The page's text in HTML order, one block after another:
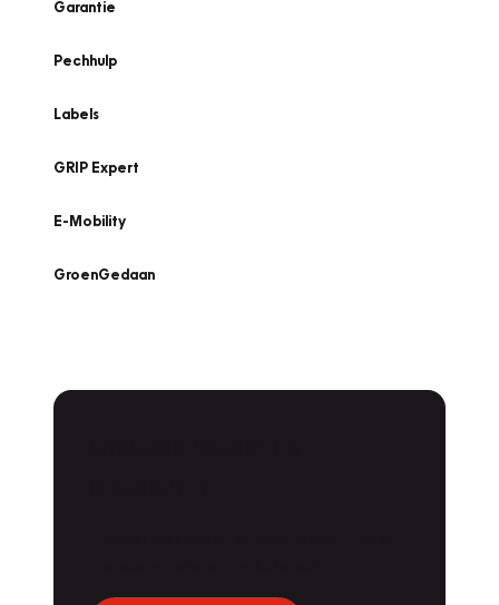
Garantie
Pechhulp
Labels
GRIP Expert
E-Mobility
GroenGedaan